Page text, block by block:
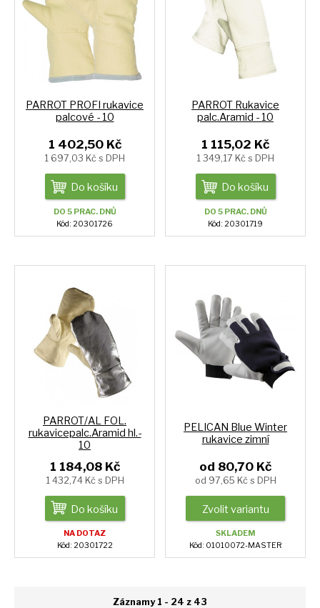
PARROT PROFI rukavice
palcové - 10
1 402,50 Kč
1 697,03 Kč s DPH
Do košíku
DO 5 PRAC. DNŮ
Kód: 20301726
PARROT Rukavice
palc.Aramid - 10
1 115,02 Kč
1 349,17 Kč s DPH
Do košíku
DO 5 PRAC. DNŮ
Kód: 20301719
PARROT/AL FOL.
rukavicepalc.Aramid hl.-
10
1 184,08 Kč
1 432,74 Kč s DPH
Do košíku
NA DOTAZ
Kód: 20301722
PELICAN Blue Winter
rukavice zimní
od 80,70 Kč
od 97,65 Kč s DPH
Zvolit variantu
SKLADEM
Kód: 01010072-MASTER
Záznamy 1 - 24 z 43